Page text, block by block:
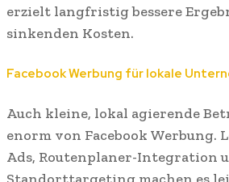
erzielt langfristig bessere
sinkenden Kosten.
Facebook Werbung für lokale
Auch kleine, lokal agierende
enorm von Facebook Werbung.
Ads, Routenplaner-Integration